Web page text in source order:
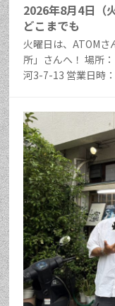
2026年8月4日（
どこまでも
火曜日は、ATOM
所」さんへ！ 場所
河3-7-13 営業日時